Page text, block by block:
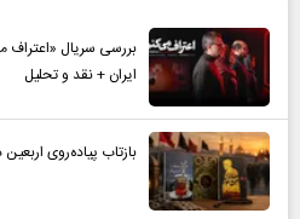
بررسی سریال «اعتراف
ایران + نقد و تحلیل
بازتاب پیاده‌روی